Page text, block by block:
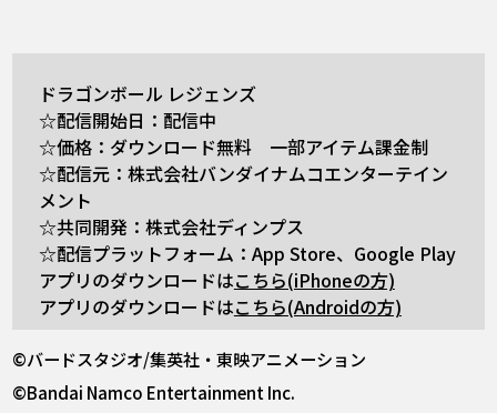
ドラゴンボール レジェンズ
☆配信開始日：配信中
☆価格：ダウンロード無料 一部アイテム課金制
☆配信元：株式会社バンダイナムコエンターテイン
メント
☆共同開発：株式会社ディンプス
☆配信プラットフォーム：App Store、Google Play
アプリのダウンロードはこちら(iPhoneの方)
アプリのダウンロードはこちら(Androidの方)
©バードスタジオ/集英社・東映アニメーション
©Bandai Namco Entertainment Inc.